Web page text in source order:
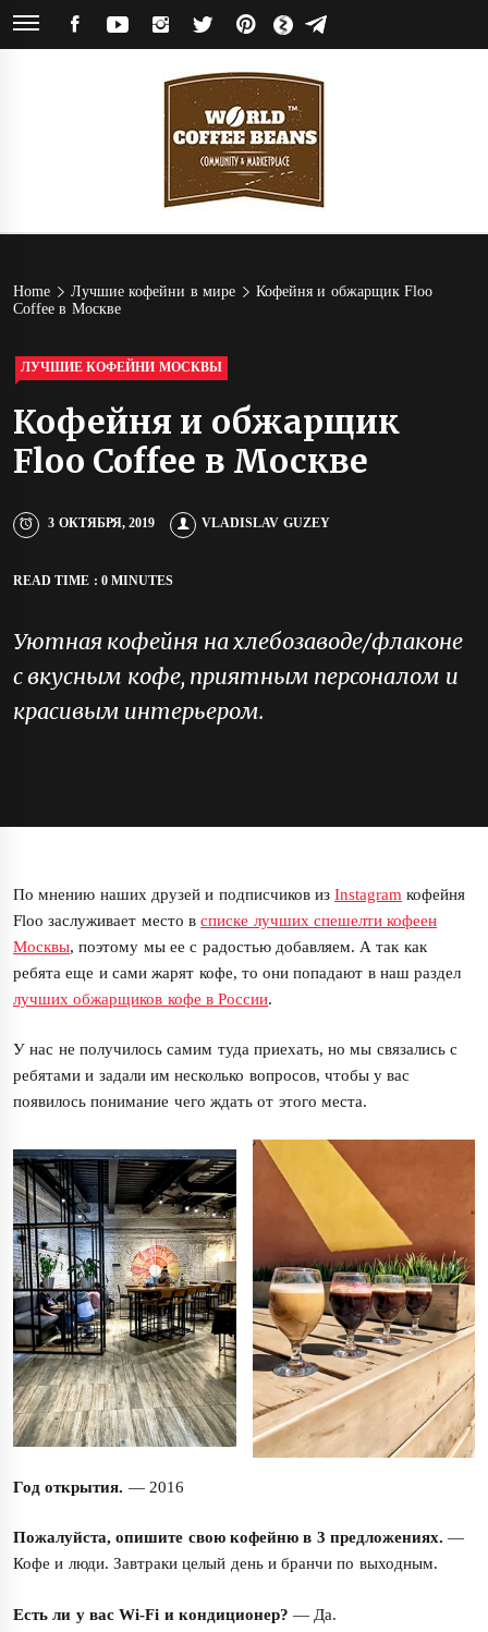
Skip
INSTAGRAM
TWITTERPINTEREST
ЯНДЕКСTELEGRAM
World
Coffee
Home Лучшие кофейни в мире
Кофейня и обжарщик Floo
Coffee в Москве
ЛУЧШИЕ КОФЕЙНИ МОСКВЫ
Кофейня и обжарщик
Floo Coffee в Москве
3 ОКТЯБРЯ, 2019 VLADISLAV GUZEY
READ TIME : 0 MINUTES
Уютная кофейня на хлебозаводе/флаконе
с вкусным кофе, приятным персоналом и
красивым интерьером.
По мнению наших друзей и подписчиков изInstagram кофейня
Floo заслуживает место всписке лучших спешелти кофеен
Москвы, поэтому мы ее с радостью добавляем. А так как
ребята еще и сами жарят кофе, то они попадают в наш раздел
лучших обжарщиков кофе в России.
У нас не получилось самим туда приехать, но мы связались с
ребятами и задали им несколько вопросов, чтобы у вас
появилось понимание чего ждать от этого места.
Год открытия. — 2016
Пожалуйста, опишите свою кофейню в 3 предложениях. —
Кофе и люди. Завтраки целый день и бранчи по выходным.
Есть ли у вас Wi-Fi и кондиционер? — Да.